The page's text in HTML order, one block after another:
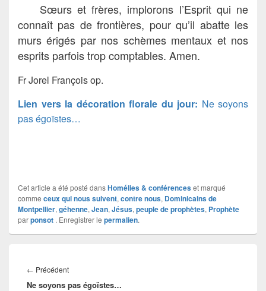
Sœurs et frères, implorons l’Esprit qui ne
connaît pas de frontières, pour qu’il abatte les
murs érigés par nos schèmes mentaux et nos
esprits parfois trop comptables. Amen.
Fr Jorel François op.
Lien vers la décoration florale du jour: Ne soyons
pas égoïstes…
Cet article a été posté dansHomélies & conférenceset marqué
comme ceux qui nous suivent, contre nous, Dominicains de
Montpellier, géhenne, Jean, Jésus, peuple de prophètes, Prophète
parponsot . Enregistrer le permalien.
de
l’article
← PrécédentArticle
précédent :
Ne soyons pas égoïstes…